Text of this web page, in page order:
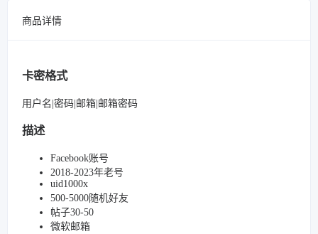
商品详情
卡密格式
用户名|密码|邮箱|邮箱密码
描述
Facebook账号
2018-2023年老号
uid1000x
500-5000随机好友
帖子30-50
微软邮箱